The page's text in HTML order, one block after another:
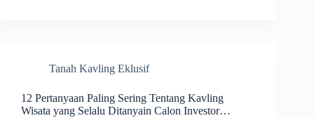
Tanah Kavling Eklusif
12 Pertanyaan Paling Sering Tentang Kavling
Wisata yang Selalu Ditanyain Calon Investor…